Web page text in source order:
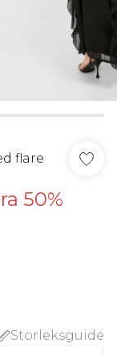
flare
50%
Storleksguide